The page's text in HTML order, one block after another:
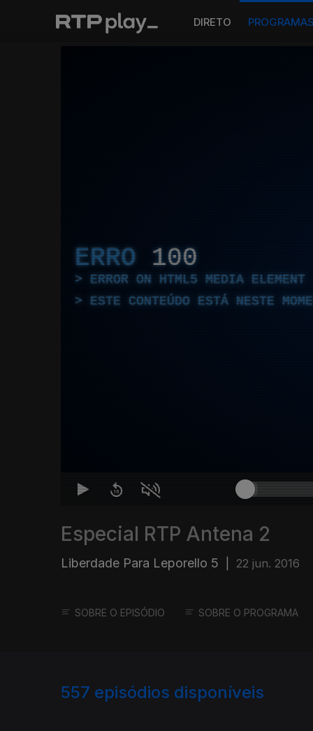
DIRETO PROGRAMAS
ERRO 100
ERROR ON HTML5 MEDIA ELEMENT
ESTE CONTEÚDO ESTÁ NESTE
Especial RTP Antena 2
Liberdade Para Leporello 5 22 jun. 2016
SOBRE O EPISÓDIO SOBRE O PROGRAMA
557 episódios disponíveis